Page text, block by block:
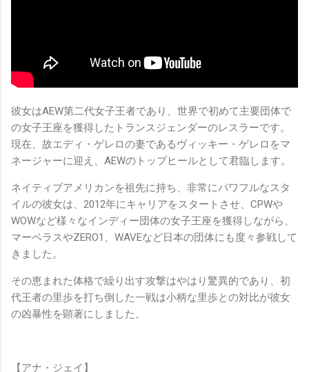
彼女はAEW第二代女子王者であり、世界で初めて主要団体で
の女子王座を獲得したトランスジェンダーのレスラーです。
現在、故エディ・ゲレロの妻であるヴィッキー・ゲレロをマ
ネージャーに迎え、AEWのトップヒールとして君臨します。
ネイティブアメリカンを祖先に持ち、非常にパワフルなスタ
イルの彼女は、2012年にキャリアをスタートさせ、CPWや
WOWなど様々なインディー団体の女子王座を獲得しながら、
マーベラスやZERO1、WAVEなど日本の団体にも度々参戦して
きました。
その恵まれた体格で繰り出す攻撃はやはり驚異的であり、初
代王者の里歩を打ち倒した一戦は小柄な里歩との対比が彼女
の凶暴性を顕著にしました。
【アナ・ジェイ】